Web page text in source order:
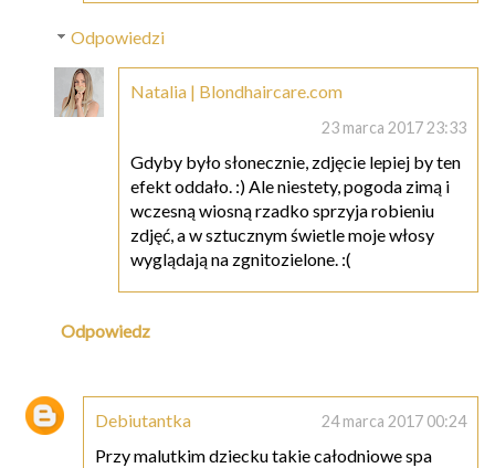
Odpowiedzi
Natalia | Blondhaircare.com
23 marca 2017 23:33
Gdyby było słonecznie, zdjęcie lepiej by ten
efekt oddało. :) Ale niestety, pogoda zimą i
wczesną wiosną rzadko sprzyja robieniu
zdjęć, a w sztucznym świetle moje włosy
wyglądają na zgnitozielone. :(
Odpowiedz
Debiutantka 24 marca 2017 00:24
Przy malutkim dziecku takie całodniowe spa